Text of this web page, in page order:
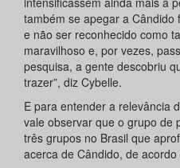
também se apegar a
e não ser reconhecido como
maravilhoso e, por vezes,
pesquisa, a gente descobriu
trazer”, diz Cybelle.
E para entender a relevância
vale observar que o grupo de
três grupos no Brasil que
acerca de Cândido, de